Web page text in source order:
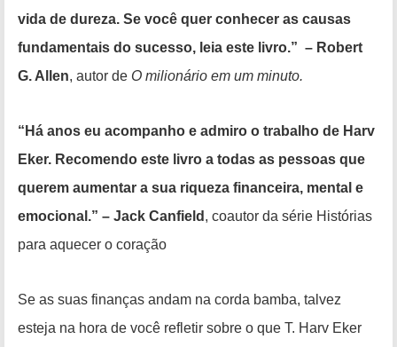
vida de dureza. Se você quer conhecer as causas
fundamentais do sucesso, leia este livro.” – Robert
G. Allen, autor de O milionário em um minuto.
“Há anos eu acompanho e admiro o trabalho de Harv
Eker. Recomendo este livro a todas as pessoas que
querem aumentar a sua riqueza financeira, mental e
emocional.” – Jack Canfield , coautor da série Histórias
para aquecer o coração
Se as suas finanças andam na corda bamba, talvez
esteja na hora de você refletir sobre o que T. Harv Eker